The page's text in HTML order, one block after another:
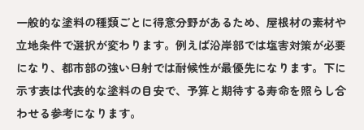
一般的な塗料の種類ごとに得意分野があるため、屋根材の素材や
立地条件で選択が変わります。例えば沿岸部では塩害対策が必要
になり、都市部の強い日射では耐候性が最優先になります。下に
示す表は代表的な塗料の目安で、予算と期待する寿命を照らし合
わせる参考になります。